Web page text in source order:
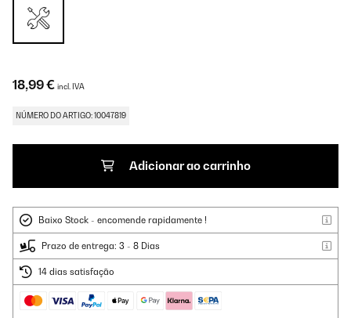
18,99 € incl. IVA
NÚMERO DO ARTIGO: 10047819
Adicionar ao carrinho
Baixo Stock - encomende rapidamente !
Prazo de entrega: 3 - 8 Dias
14 dias satisfação